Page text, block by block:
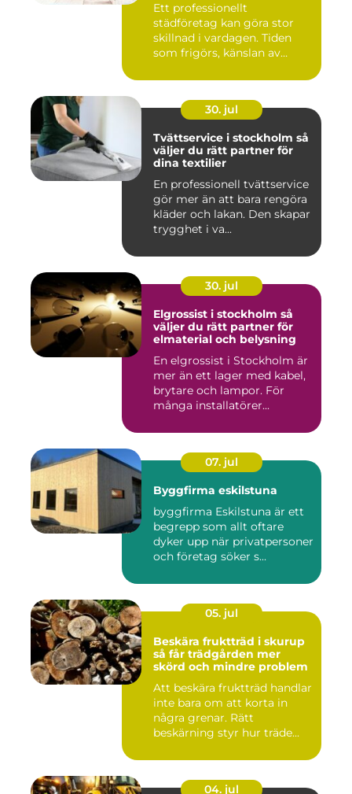
Ett professionellt
städföretag kan göra stor
skillnad i vardagen. Tiden
som frigörs, känslan av
30. jul
Tvättservice i stockholm så
väljer du rätt partner för
dina textilier
En professionell tvättservice
gör mer än att bara rengöra
kläder och lakan. Den skapar
trygghet i va...
30. jul
Elgrossist i stockholm så
väljer du rätt partner för
elmaterial och belysning
En elgrossist i Stockholm är
mer än ett lager med kabel,
brytare och lampor. För
många installatörer...
07. jul
Byggfirma eskilstuna
byggfirma Eskilstuna är ett
begrepp som allt oftare
dyker upp när privatpersoner
och företag söker s...
05. jul
Beskära fruktträd i skurup
så får trädgården mer
skörd och mindre problem
Att beskära fruktträd handlar
inte bara om att korta in
några grenar. Rätt
beskärning styr hur träde...
04. jul